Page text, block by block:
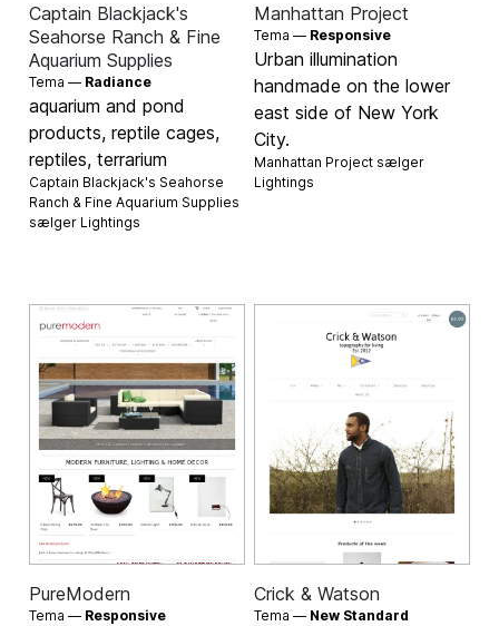
Captain Blackjack's
Seahorse Ranch & Fine
Aquarium Supplies
Tema — Radiance
aquarium and pond
products, reptile cages,
reptiles, terrarium
Captain Blackjack's Seahorse
Ranch & Fine Aquarium Supplies
sælger Lightings
Manhattan Project
Tema — Responsive
Urban illumination
handmade on the lower
east side of New York
City.
Manhattan Project sælger
Lightings
PureModern
Tema — Responsive
Crick & Watson
Tema — New Standard